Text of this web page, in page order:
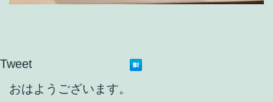
Tweet
おはようございます。